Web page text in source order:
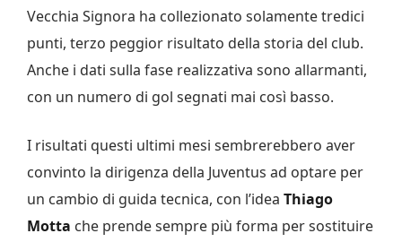
Vecchia Signora ha collezionato solamente tredici
punti, terzo peggior risultato della storia del club.
Anche i dati sulla fase realizzativa sono allarmanti,
con un numero di gol segnati mai così basso.
I risultati questi ultimi mesi sembrerebbero aver
convinto la dirigenza della Juventus ad optare per
un cambio di guida tecnica, con l’idea Thiago
Motta che prende sempre più forma per sostituire